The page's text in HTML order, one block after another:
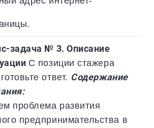
задача № 3. Описание
С позиции стажера
ответ. Содержание
проблема развития
предпринимательства в